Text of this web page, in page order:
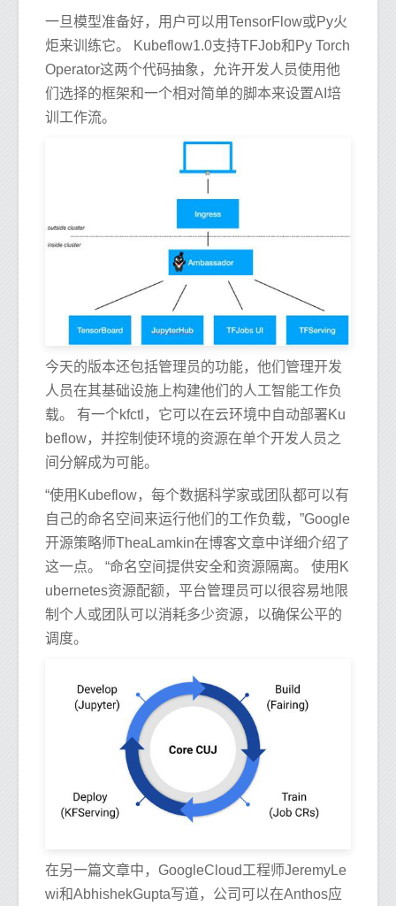
一旦模型准备好，用户可以用TensorFlow或Py火
炬来训练它。 Kubeflow1.0支持TFJob和Py Torch
Operator这两个代码抽象，允许开发人员使用他
们选择的框架和一个相对简单的脚本来设置AI培
训工作流。
今天的版本还包括管理员的功能，他们管理开发
人员在其基础设施上构建他们的人工智能工作负
载。 有一个kfctl，它可以在云环境中自动部署Ku
beflow，并控制使环境的资源在单个开发人员之
间分解成为可能。
“使用Kubeflow，每个数据科学家或团队都可以有
自己的命名空间来运行他们的工作负载，”Google
开源策略师TheaLamkin在博客文章中详细介绍了
这一点。 “命名空间提供安全和资源隔离。 使用K
ubernetes资源配额，平台管理员可以很容易地限
制个人或团队可以消耗多少资源，以确保公平的
调度。
在另一篇文章中，GoogleCloud工程师JeremyLe
wi和AbhishekGupta写道，公司可以在Anthos应